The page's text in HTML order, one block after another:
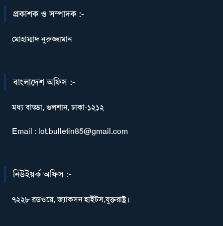
প্রকাশক ও সম্পাদক :-
মোহাম্মাদ নুরুজ্জামান
বাংলাদেশ অফিস :-
মধ্য বাড্ডা, গুলশান, ঢাকা-১২১২
Email : lot.bulletin85@gmail.com
নিউইয়র্ক অফিস :-
৭২২৮ ব্রডওয়ে, জ্যাকসন হাইটস,যুক্তরাষ্ট্র।